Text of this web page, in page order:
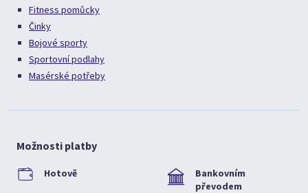
Fitness pomůcky
Činky
Bojové sporty
Sportovní podlahy
Masérské potřeby
Možnosti platby
Hotově
Bankovním
převodem